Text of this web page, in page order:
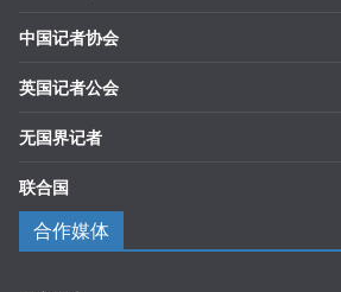
中国记者协会
英国记者公会
无国界记者
联合国
合作媒体